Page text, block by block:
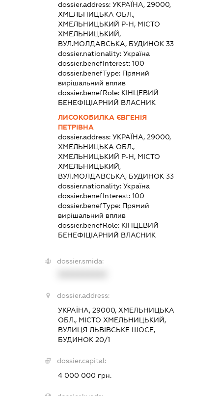
dossier.address:УКРАЇНА, 29000,
ХМЕЛЬНИЦЬКА ОБЛ.,
ХМЕЛЬНИЦЬКИЙ Р-Н, МІСТО
ХМЕЛЬНИЦЬКИЙ,
ВУЛ.МОЛДАВСЬКА, БУДИНОК 33
dossier.nationality:Україна
dossier.benefInterest:100
dossier.benefType: Прямий
вирішальний вплив
dossier.benefRole: КІНЦЕВИЙ
БЕНЕФІЦІАРНИЙ ВЛАСНИК
ЛИСОКОБИЛКА ЄВГЕНІЯ
ПЕТРІВНА
dossier.address:УКРАЇНА, 29000,
ХМЕЛЬНИЦЬКА ОБЛ.,
ХМЕЛЬНИЦЬКИЙ Р-Н, МІСТО
ХМЕЛЬНИЦЬКИЙ,
ВУЛ.МОЛДАВСЬКА, БУДИНОК 33
dossier.nationality:Україна
dossier.benefInterest:100
dossier.benefType: Прямий
вирішальний вплив
dossier.benefRole: КІНЦЕВИЙ
БЕНЕФІЦІАРНИЙ ВЛАСНИК
dossier.smida:
dossier.address:
УКРАЇНА, 29000, ХМЕЛЬНИЦЬКА
ОБЛ., МІСТО ХМЕЛЬНИЦЬКИЙ,
ВУЛИЦЯ ЛЬВІВСЬКЕ ШОСЕ,
БУДИНОК 20/1
dossier.capital:
4 000 000 грн.